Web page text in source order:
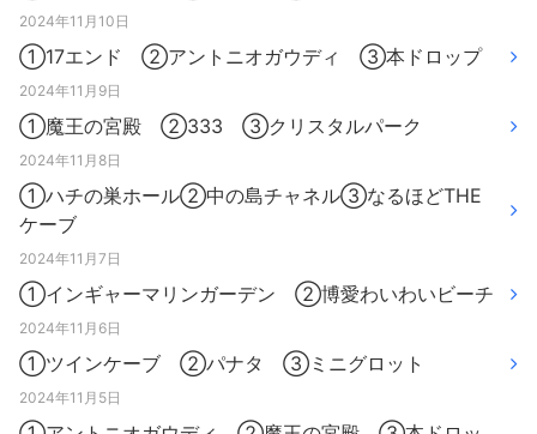
2024年11月10日
①17エンド ②アントニオガウディ ③本ドロップ
2024年11月9日
①魔王の宮殿 ②333 ③クリスタルパーク
2024年11月8日
①ハチの巣ホール②中の島チャネル③なるほどTHE
ケーブ
2024年11月7日
①インギャーマリンガーデン ②博愛わいわいビーチ
2024年11月6日
①ツインケーブ ②パナタ ③ミニグロット
2024年11月5日